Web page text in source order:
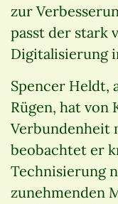
zur
passt der stark
Digitalisierung
Spencer Heldt,
Rügen, hat von
Verbundenheit
beobachtet er
Technisierung
zunehmenden